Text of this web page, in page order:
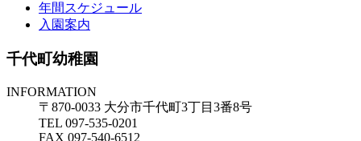
年間スケジュール
入園案内
千代町幼稚園
INFORMATION
〒870-0033 大分市千代町3丁目3番8号
TEL 097-535-0201
FAX 097-540-6512